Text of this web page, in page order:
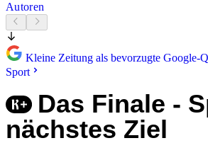
Autoren
Kleine Zeitung als bevorzugte Google-
Sport
Das Finale -
nächstes Ziel